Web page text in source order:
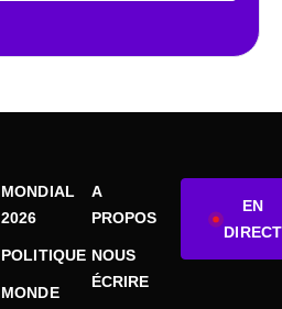
MONDIAL
2026
POLITIQUE
MONDE
A
PROPOS
NOUS
ÉCRIRE
EN
DIRECT